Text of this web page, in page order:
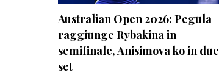
Australian Open 2026: Pegula
raggiunge Rybakina in
semifinale, Anisimova ko in due
set